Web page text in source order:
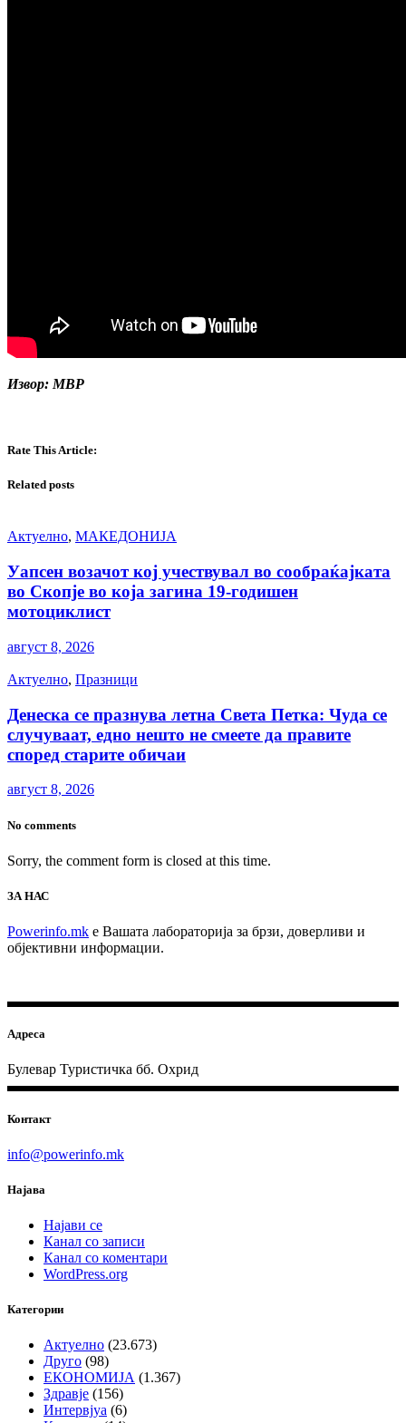
Извор: МВР
Rate This Article:
Related posts
Актуелно, МАКЕДОНИЈА
Уапсен возачот кој учествувал во сообраќајката
во Скопје во која загина 19-годишен
мотоциклист
август 8, 2026
Актуелно, Празници
Денеска се празнува летна Света Петка: Чуда се
случуваат, едно нешто не смеете да правите
според старите обичаи
август 8, 2026
No comments
Sorry, the comment form is closed at this time.
ЗА НАС
Powerinfo.mk e Вашата лабораторија за брзи, доверливи и
објективни информации.
Адреса
Булевар Туристичка бб. Охрид
Контакт
info@powerinfo.mk
Најава
Најави се
Канал со записи
Канал со коментари
WordPress.org
Категории
Актуелно (23.673)
Друго (98)
ЕКОНОМИЈА (1.367)
Здравје (156)
Интервјуа (6)